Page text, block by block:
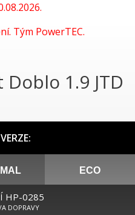
Tým PowerTEC.
1.9 JTD
ECO
HP-0285
DOPRAVY